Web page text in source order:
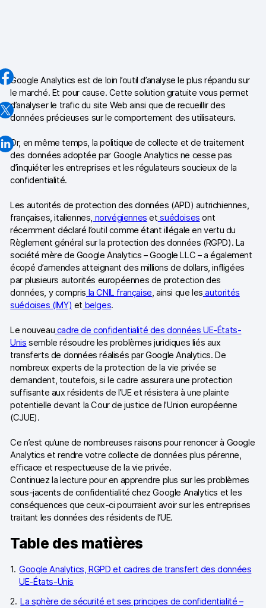
Matomo
Contact
NL SV
Google Analytics est de loin l’outil d’analyse le plus répandu sur
le marché. Et pour cause. Cette solution gratuite vous permet
d’analyser le trafic du site Web ainsi que de recueillir des
données précieuses sur le comportement des utilisateurs.
Or, en même temps, la politique de collecte et de traitement
des données adoptée par Google Analytics ne cesse pas
d’inquiéter les entreprises et les régulateurs soucieux de la
confidentialité.
Les autorités de protection des données (APD) autrichiennes,
françaises, italiennes, norvégiennes et suédoises ont
récemment déclaré l’outil comme étant illégale en vertu du
Règlement général sur la protection des données (RGPD). La
société mère de Google Analytics – Google LLC – a également
écopé d’amendes atteignant des millions de dollars, infligées
par plusieurs autorités européennes de protection des
données, y compris la CNIL française, ainsi que les autorités
suédoises (IMY) et belges.
Le nouveau cadre de confidentialité des données UE-États-
Unis semble résoudre les problèmes juridiques liés aux
transferts de données réalisés par Google Analytics. De
nombreux experts de la protection de la vie privée se
demandent, toutefois, si le cadre assurera une protection
suffisante aux résidents de l’UE et résistera à une plainte
potentielle devant la Cour de justice de l’Union européenne
(CJUE).
Ce n’est qu’une de nombreuses raisons pour renoncer à Google
Analytics et rendre votre collecte de données plus pérenne,
efficace et respectueuse de la vie privée.
Continuez la lecture pour en apprendre plus sur les problèmes
sous-jacents de confidentialité chez Google Analytics et les
conséquences que ceux-ci pourraient avoir sur les entreprises
traitant les données des résidents de l’UE.
Table des matières
Google Analytics, RGPD et cadres de transfert des données
UE-États-Unis
La sphère de sécurité et ses principes de confidentialité –